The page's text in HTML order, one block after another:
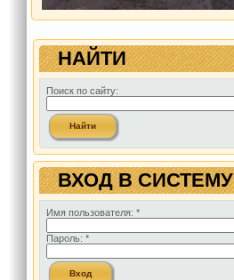
НАЙТИ
Поиск по сайту:
ВХОД В СИСТЕМУ
Имя пользователя: *
Пароль: *